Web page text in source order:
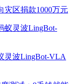
灾区捐款1000万元
灵波LingBot-VLA